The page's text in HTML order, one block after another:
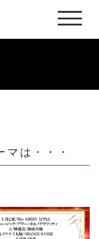
は・・・